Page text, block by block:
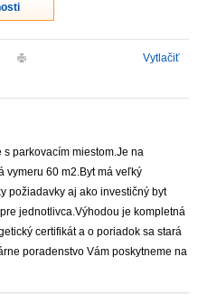
Vytlačiť
parkovacím miestom.Je na
vymeru 60 m2.Byt má veľký
požiadavky aj ako investičný byt
jednotlivca.Výhodou je kompletná
certifikát a o poriadok sa stará
poradenstvo Vám poskytneme na